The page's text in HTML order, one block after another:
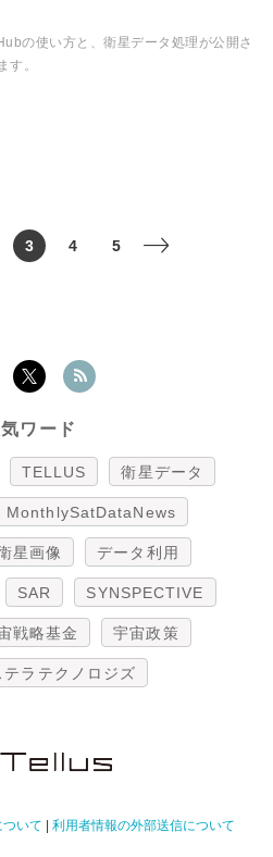
の使い方と、衛星データ処理が公開さ
す。
3 4 5 >
気ワード
TELLUS 衛星データ
MonthlySatDataNews
星画像 データ利用
SAR SYNSPECTIVE
戦略基金 宇宙政策
テラテクノロジズ
いて 利用者情報の外部送信について